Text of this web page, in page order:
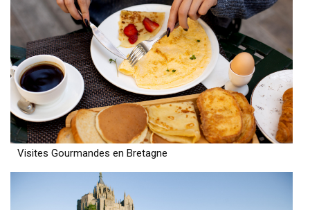
Visites Gourmandes en Bretagne